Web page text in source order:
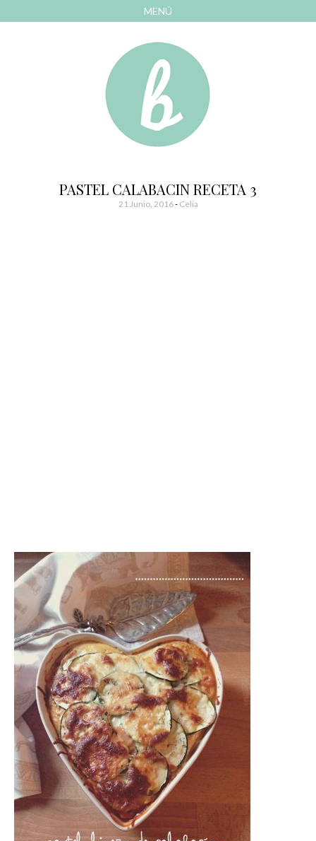
MENÚ
Bonitismos
PASTEL CALABACIN RECETA 3
21 Junio, 2016- Celia